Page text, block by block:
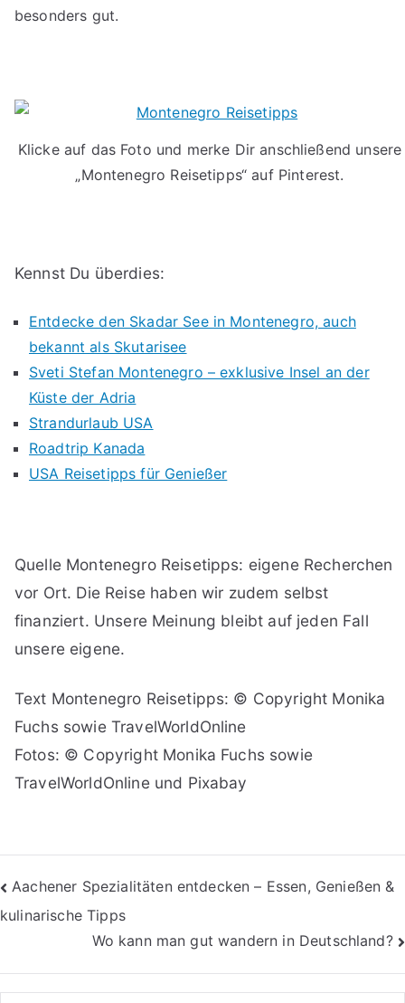
besonders gut.
Klicke auf das Foto und merke Dir anschließend unsere
„Montenegro Reisetipps“ auf Pinterest.
Kennst Du überdies:
Entdecke den Skadar See in Montenegro, auch
bekannt als Skutarisee
Sveti Stefan Montenegro – exklusive Insel an der
Küste der Adria
Strandurlaub USA
Roadtrip Kanada
USA Reisetipps für Genießer
Quelle Montenegro Reisetipps: eigene Recherchen
vor Ort. Die Reise haben wir zudem selbst
finanziert. Unsere Meinung bleibt auf jeden Fall
unsere eigene.
Text Montenegro Reisetipps: © Copyright Monika
Fuchs sowie TravelWorldOnline
Fotos: © Copyright Monika Fuchs sowie
TravelWorldOnline und Pixabay
Beitragsnavigation
Aachener Spezialitäten entdecken – Essen, Genießen &
kulinarische Tipps
Wo kann man gut wandern in Deutschland?